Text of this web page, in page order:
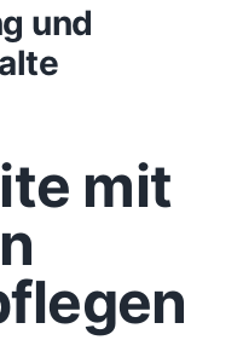
und
mit